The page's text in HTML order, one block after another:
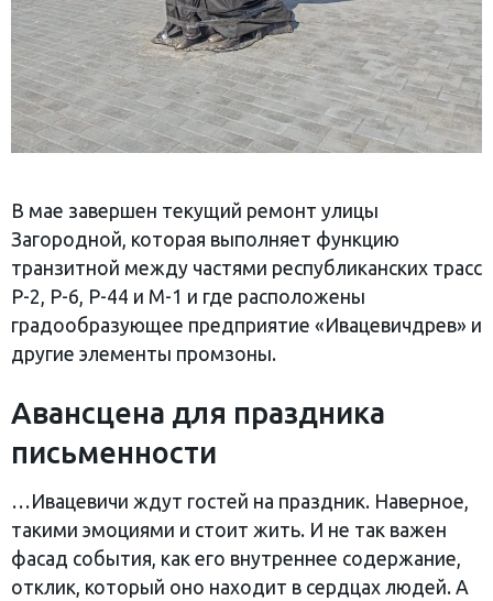
В мае завершен текущий ремонт улицы
Загородной, которая выполняет функцию
транзитной между частями республиканских трасс
Р-2, Р-6, Р-44 и М-1 и где расположены
градообразующее предприятие «Ивацевичдрев» и
другие элементы промзоны.
Авансцена для праздника
письменности
…Ивацевичи ждут гостей на праздник. Наверное,
такими эмоциями и стоит жить. И не так важен
фасад события, как его внутреннее содержание,
отклик, который оно находит в сердцах людей. А